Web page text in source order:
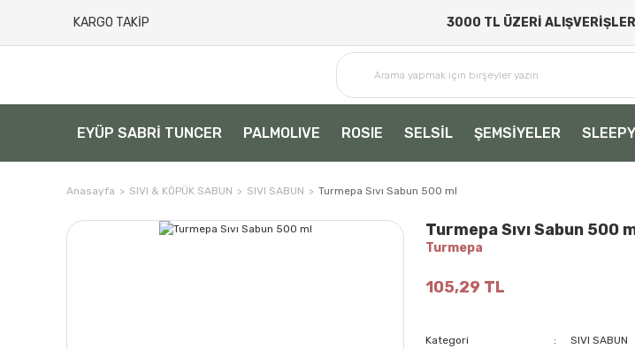
KARGO TAKİP 3000 TL ÜZERİ
EYÜP SABRİ TUNCER PALMOLIVE ROSIE SELSİL ŞEMSİYELER SLEEPY
Anasayfa SIVI & KÖPÜK SABUN SIVI SABUN Turmepa Sıvı Sabun 500 ml
Turmepa Sıvı Sabun 500
Turmepa
105,29 TL
Kategori
SIVI SABUN